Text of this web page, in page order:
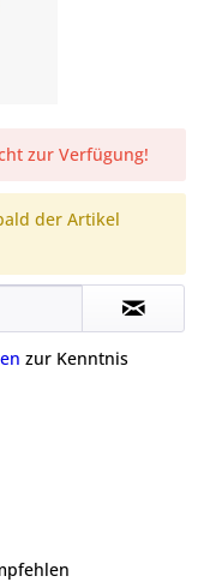
zur Verfügung!
der Artikel
zur Kenntnis